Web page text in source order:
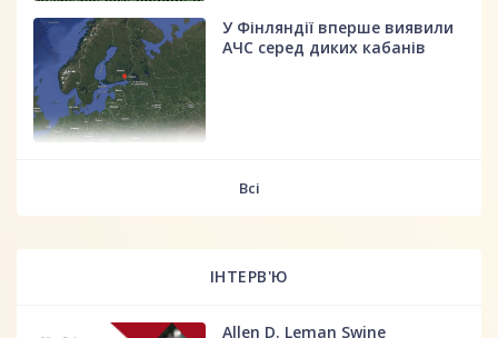
У Фінляндії вперше виявили
АЧС серед диких кабанів
Всі
ІНТЕРВ'Ю
Allen D. Leman Swine